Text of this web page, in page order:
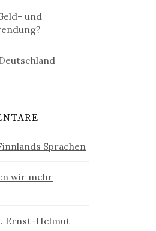
und
Sprachen
wir mehr
Ernst-Helmut